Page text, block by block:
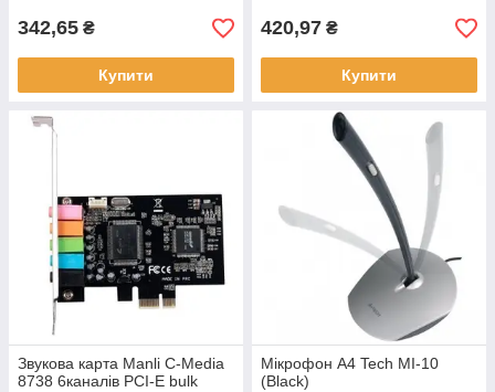
342,65 ₴
Купити
420,97 ₴
Купити
Звукова карта Manli C-Media
8738 6каналів PCI-E bulk
Мікрофон A4 Tech MI-10
(Black)